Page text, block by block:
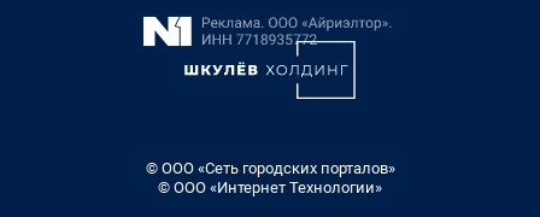
© ООО «Сеть городских порталов»
© ООО «Интернет Технологии»